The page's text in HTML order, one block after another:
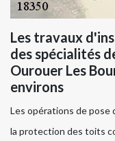
Les travaux
des spécialités
Ourouer Les
environs
Les opérations de
la protection des toits